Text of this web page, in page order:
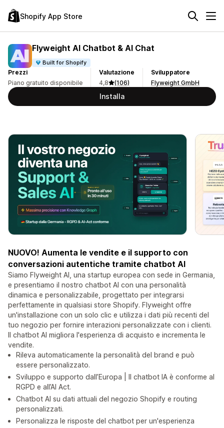
Shopify App Store
Flyweight AI Chatbot & AI Chat
Built for Shopify
Prezzi
Piano gratuito disponibile
Valutazione
4,8
(106)
Sviluppatore
Flyweight GmbH
Installa
NUOVO! Aumenta le vendite e il supporto con
conversazioni autentiche tramite chatbot AI
Siamo Flyweight AI, una startup europea con sede in Germania,
e presentiamo il nostro chatbot AI con una personalità
dinamica e personalizzabile, progettato per integrarsi
perfettamente in qualsiasi store Shopify. Flyweight offre
un'installazione con un solo clic e utilizza i dati più recenti del
tuo negozio per fornire interazioni personalizzate con i clienti.
Il chatbot AI migliora l'esperienza di acquisto e incrementa le
vendite.
Rileva automaticamente la personalità del brand e può
essere personalizzato.
Sviluppo e supporto dall’Europa | Il chatbot IA è conforme al
RGPD e all’AI Act.
Chatbot AI su dati attuali del negozio Shopify e routing
personalizzati.
Personalizza le risposte del chatbot per un'esperienza